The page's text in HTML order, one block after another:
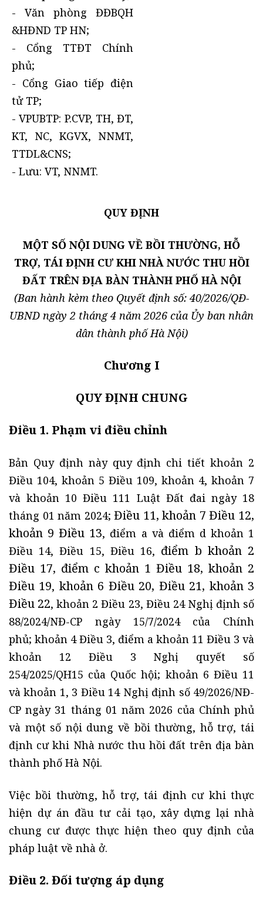
- Văn phòng ĐĐBQH
&HĐND TP HN;
- Cổng TTĐT Chính
phủ;
- Cổng Giao tiếp điện
tử TP;
- VPUBTP: P.CVP, TH, ĐT,
KT, NC, KGVX, NNMT,
TTDL&CNS;
- Lưu: VT, NNMT.
QUY ĐỊNH
MỘT SỐ NỘI DUNG VỀ BỒI THƯỜNG, HỖ
TRỢ, TÁI ĐỊNH CƯ KHI NHÀ NƯỚC THU HỒI
ĐẤT TRÊN ĐỊA BÀN THÀNH PHỐ HÀ NỘI
(Ban hành kèm theo Quyết định số: 40/2026/QĐ-
UBND ngày 2 tháng 4 năm 2026 của Ủy ban nhân
dân thành phố Hà Nội)
Chương I
QUY ĐỊNH CHUNG
Điều 1. Phạm vi điều chỉnh
Bản Quy định này quy định chi tiết khoản 2
Điều 104, khoản 5 Điều 109, khoản 4, khoản 7
và khoản 10 Điều 111 Luật Đất đai ngày 18
tháng 01 năm 2024;Điều 11, khoản 7 Điều 12,
khoản 9 Điều 13, điểm a và điểm d khoản 1
Điều 14, Điều 15, Điều 16, điểm b khoản 2
Điều 17, điểm c khoản 1 Điều 18, khoản 2
Điều 19, khoản 6 Điều 20, Điều 21, khoản 3
Điều 22, khoản 2 Điều 23, Điều 24 Nghị định số
88/2024/NĐ-CP ngày 15/7/2024 của Chính
phủ; khoản 4 Điều 3, điểm a khoản 11 Điều 3 và
khoản 12 Điều 3 Nghị quyết số
254/2025/QH15 của Quốc hội; khoản 6 Điều 11
và khoản 1, 3 Điều 14 Nghị định số 49/2026/NĐ-
CP ngày 31 tháng 01 năm 2026 của Chính phủ
và một số nội dung về bồi thường, hỗ trợ, tái
định cư khi Nhà nước thu hồi đất trên địa bàn
thành phố Hà Nội.
Việc bồi thường, hỗ trợ, tái định cư khi thực
hiện dự án đầu tư cải tạo, xây dựng lại nhà
chung cư được thực hiện theo quy định của
pháp luật về nhà ở.
Điều 2. Đối tượng áp dụng